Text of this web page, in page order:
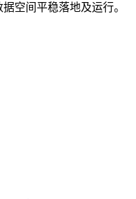
空间平稳落地及运行。